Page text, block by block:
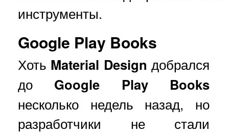
инструменты.
Google Play Books
Хоть Material Design добрался
до Google Play Books
несколько недель назад, но
разработчики не стали